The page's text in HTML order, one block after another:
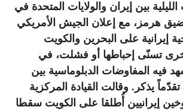
بين إيران والولايات المتحدة في
هرمز، مع إعلان الجيش الأمريكي
إيرانية على البحرين والكويت
تسنّى إحباطها أو فشلت، في
فيه المفاوضات الدبلوماسية بين
يذكر. وقالت القيادة المركزية
إيرانيين أُطلقا على الكويت سقطا